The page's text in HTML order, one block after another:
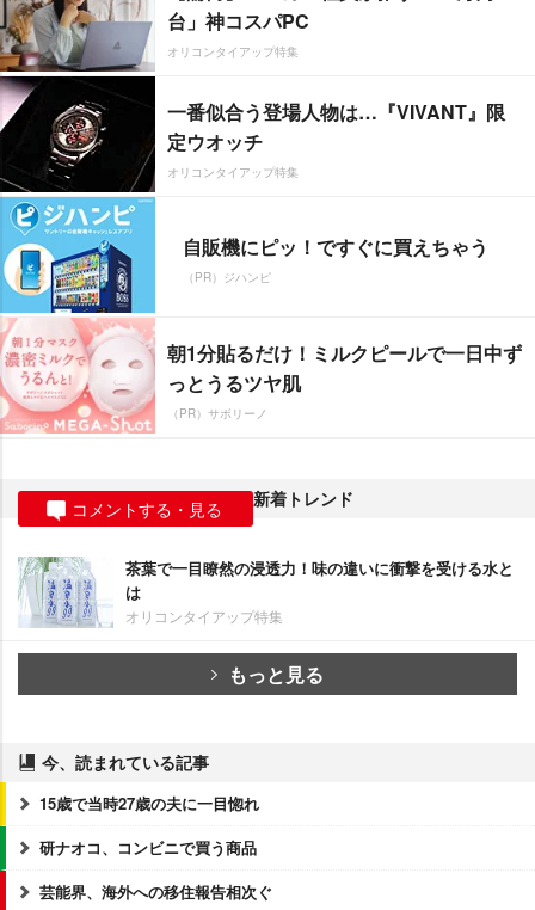
台」神コスパPC
オリコンタイアップ特集
一番似合う登場人物は…『VIVANT』限
定ウオッチ
オリコンタイアップ特集
自販機にピッ！ですぐに買えちゃう
（PR）ジハンピ
朝1分貼るだけ！ミルクピールで一日中ず
っとうるツヤ肌
（PR）サボリーノ
コメントする・見る 新着トレンド
茶葉で一目瞭然の浸透力！味の違いに衝撃を受ける水と
は
オリコンタイアップ特集
もっと見る
今、読まれている記事
15歳で当時27歳の夫に一目惚れ
研ナオコ、コンビニで買う商品
芸能界、海外への移住報告相次ぐ